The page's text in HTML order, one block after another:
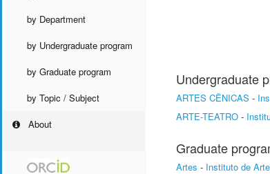
by Department
by Undergraduate program
by Graduate program
by Topic / Subject
About
Undergraduate
ARTES CÊNICAS -
ARTE-TEATRO -
Graduate
Artes - Instituto de